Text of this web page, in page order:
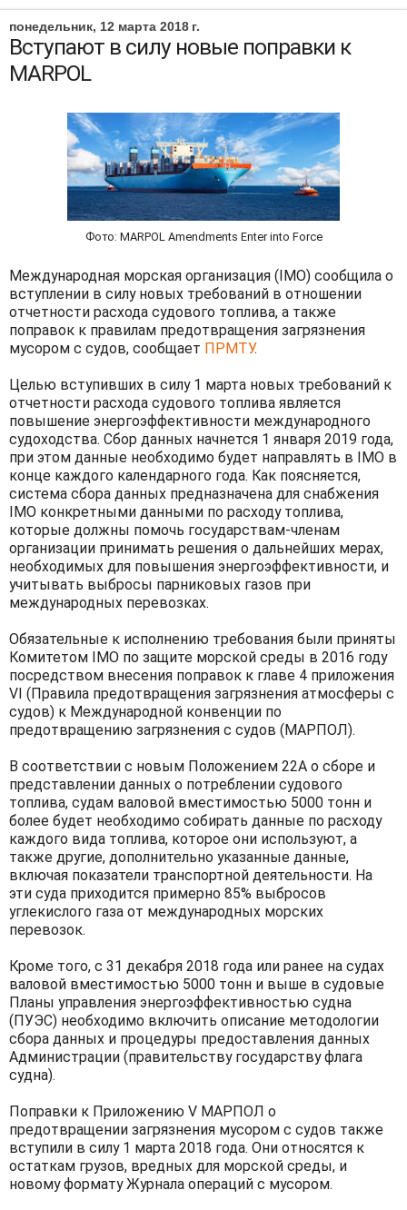
понедельник, 12 марта 2018 г.
Вступают в силу новые поправки к
MARPOL
Фото: MARPOL Amendments Enter into Force
Международная морская организация (IMO) сообщила о
вступлении в силу новых требований в отношении
отчетности расхода судового топлива, а также
поправок к правилам предотвращения загрязнения
мусором с судов, сообщает ПРМТУ.
Целью вступивших в силу 1 марта новых требований к
отчетности расхода судового топлива является
повышение энергоэффективности международного
судоходства. Сбор данных начнется 1 января 2019 года,
при этом данные необходимо будет направлять в IMO в
конце каждого календарного года. Как поясняется,
система сбора данных предназначена для снабжения
IMO конкретными данными по расходу топлива,
которые должны помочь государствам-членам
организации принимать решения о дальнейших мерах,
необходимых для повышения энергоэффективности, и
учитывать выбросы парниковых газов при
международных перевозках.
Обязательные к исполнению требования были приняты
Комитетом IMO по защите морской среды в 2016 году
посредством внесения поправок к главе 4 приложения
VI (Правила предотвращения загрязнения атмосферы с
судов) к Международной конвенции по
предотвращению загрязнения с судов (МАРПОЛ).
В соответствии с новым Положением 22А о сборе и
представлении данных о потреблении судового
топлива, судам валовой вместимостью 5000 тонн и
более будет необходимо собирать данные по расходу
каждого вида топлива, которое они используют, а
также другие, дополнительно указанные данные,
включая показатели транспортной деятельности. На
эти суда приходится примерно 85% выбросов
углекислого газа от международных морских
перевозок.
Кроме того, с 31 декабря 2018 года или ранее на судах
валовой вместимостью 5000 тонн и выше в судовые
Планы управления энергоэффективностью судна
(ПУЭС) необходимо включить описание методологии
сбора данных и процедуры предоставления данных
Администрации (правительству государству флага
судна).
Поправки к Приложению V МАРПОЛ о
предотвращении загрязнения мусором с судов также
вступили в силу 1 марта 2018 года. Они относятся к
остаткам грузов, вредных для морской среды, и
новому формату Журнала операций с мусором.